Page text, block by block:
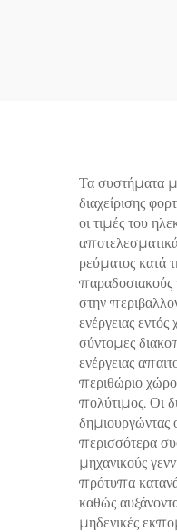
Τα συστήματα
διαχείρισης
οι τιμές του
ρεύματος κατά
παραδοσιακούς
στην
ενέργειας
σύντομες
ενέργειας
περιθώριο
πολύτιμος. Οι
δημιουργώντας
περισσότερα
μηχανικούς
πρότυπα
καθώς
μηδενικές